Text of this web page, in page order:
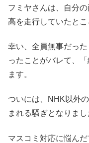
フミヤさんは、自分
高を走行していたとこ
幸い、全員無事だっ
ったことがバレて、
ます。
ついには、NHK以外
まれる騒ぎとなりまし
マスコミ対応に悩んだ